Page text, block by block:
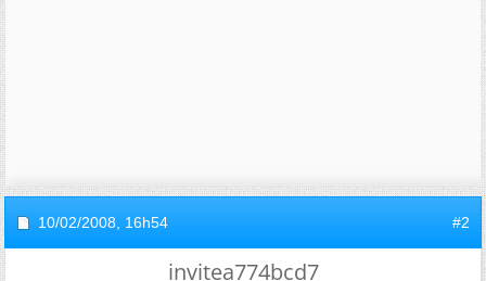
10/02/2008, 16h54 #2
invitea774bcd7